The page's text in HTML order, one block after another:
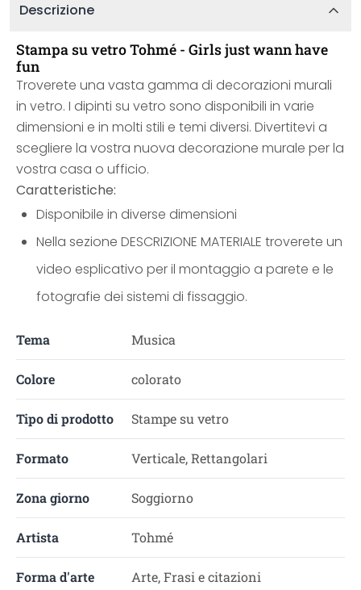
Descrizione
Stampa su vetro Tohmé - Girls just wann have
fun
Troverete una vasta gamma di decorazioni murali
in vetro. I dipinti su vetro sono disponibili in varie
dimensioni e in molti stili e temi diversi. Divertitevi a
scegliere la vostra nuova decorazione murale per la
vostra casa o ufficio.
Caratteristiche:
Disponibile in diverse dimensioni
Nella sezione DESCRIZIONE MATERIALE troverete un
video esplicativo per il montaggio a parete e le
fotografie dei sistemi di fissaggio.
Tema Musica
Colore colorato
Tipo di prodotto Stampe su vetro
Formato Verticale, Rettangolari
Zona giorno Soggiorno
Artista Tohmé
Forma d'arte Arte, Frasi e citazioni